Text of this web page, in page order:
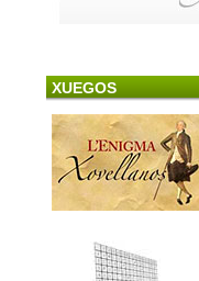
XUEGOS